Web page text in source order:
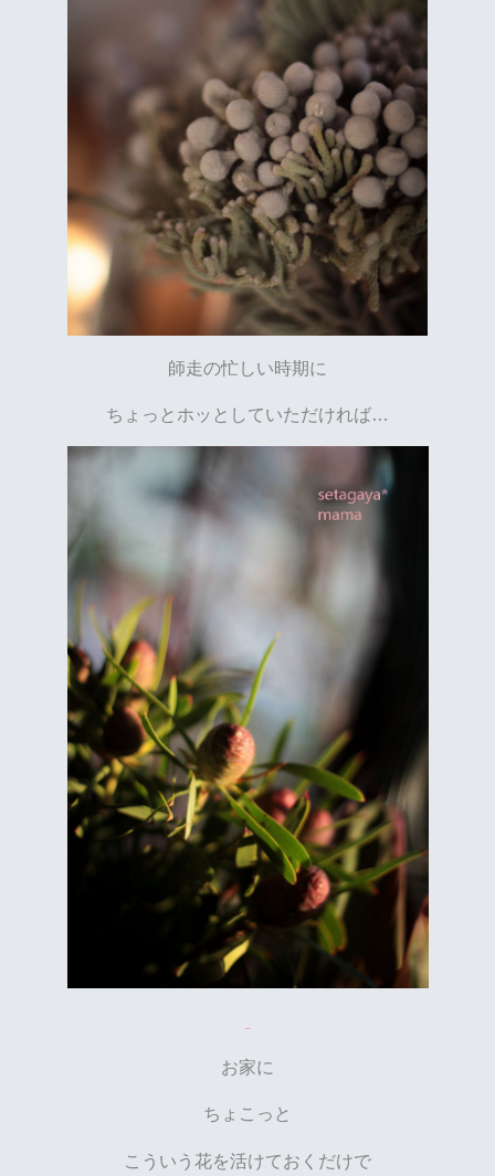
師走の忙しい時期に
ちょっとホッとしていただければ…
お家に
ちょこっと
こういう花を活けておくだけで